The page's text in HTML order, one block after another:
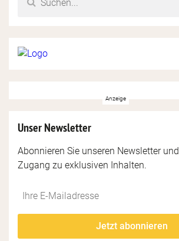
Unser Newsletter
Abonnieren Sie unseren Newsletter
Zugang zu exklusiven Inhalten.
Do
fill
*Ihre
Mailadresse:
Jetzt abonnieren